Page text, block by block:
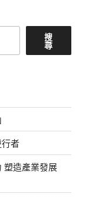
搜
尋
者
塑造產業發展